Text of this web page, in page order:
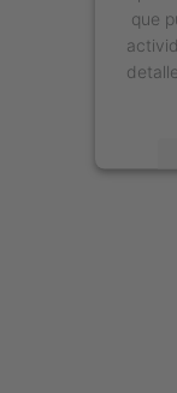
que